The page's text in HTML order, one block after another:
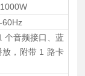
60Hz
个音频接口、蓝
放，附带 1 路卡